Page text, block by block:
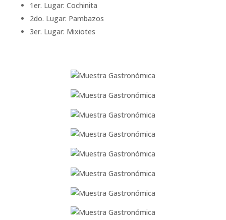
1er. Lugar: Cochinita
2do. Lugar: Pambazos
3er. Lugar: Mixiotes